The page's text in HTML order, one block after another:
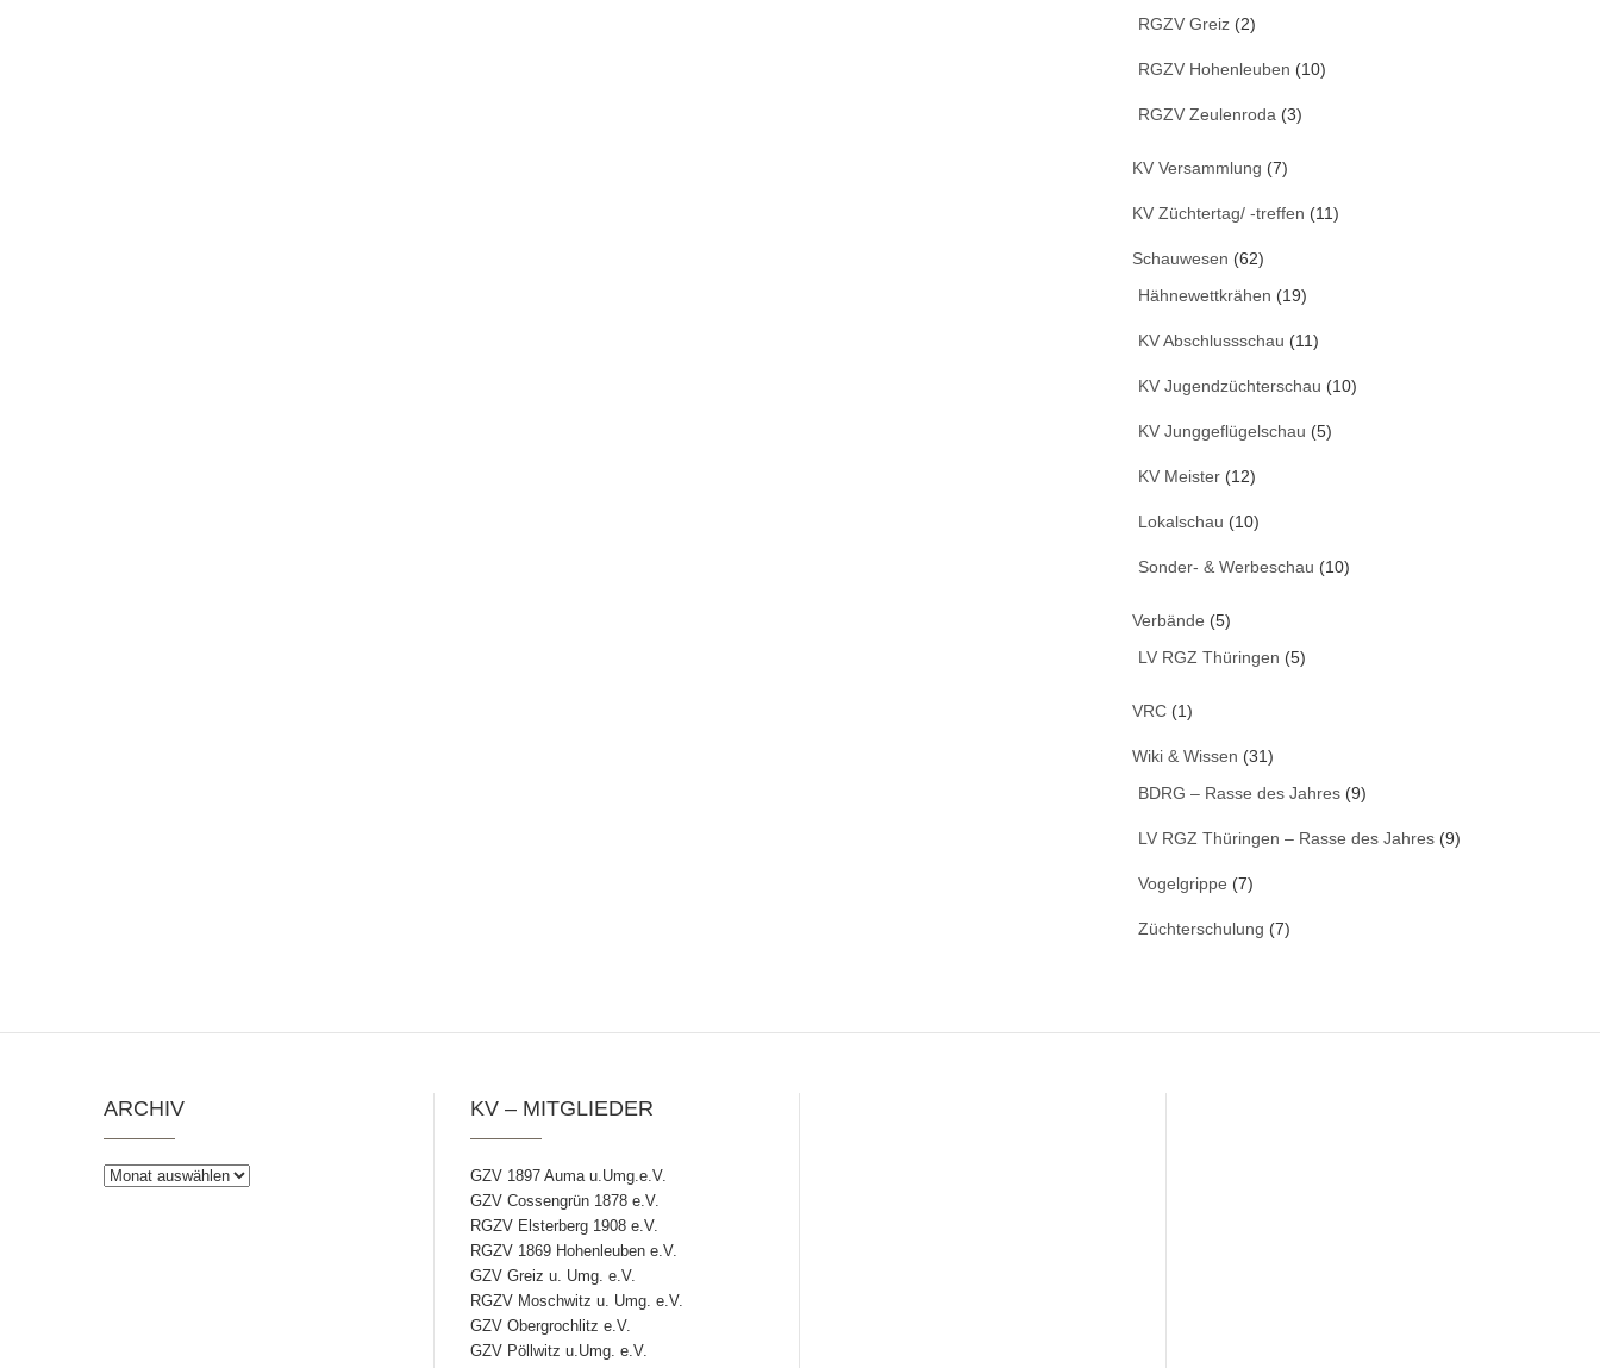
RGZV Greiz (2)
RGZV Hohenleuben (10)
RGZV Zeulenroda (3)
KV Versammlung (7)
KV Züchtertag/ -treffen (11)
Schauwesen (62)
Hähnewettkrähen (19)
KV Abschlussschau (11)
KV Jugendzüchterschau (10)
KV Junggeflügelschau (5)
KV Meister (12)
Lokalschau (10)
Sonder- & Werbeschau (10)
Verbände (5)
LV RGZ Thüringen (5)
VRC (1)
Wiki & Wissen (31)
BDRG – Rasse des Jahres (9)
LV RGZ Thüringen – Rasse des Jahres (9)
Vogelgrippe (7)
Züchterschulung (7)
ARCHIV
Archiv
KV – MITGLIEDER
GZV 1897 Auma u.Umg.e.V.
GZV Cossengrün 1878 e.V.
RGZV Elsterberg 1908 e.V.
RGZV 1869 Hohenleuben e.V.
GZV Greiz u. Umg. e.V.
RGZV Moschwitz u. Umg. e.V.
GZV Obergrochlitz e.V.
GZV Pöllwitz u.Umg. e.V.